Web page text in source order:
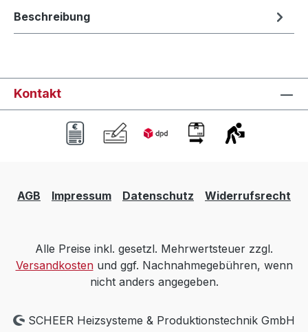
Beschreibung
Kontakt
AGB Impressum Datenschutz Widerrufsrecht
Alle Preise inkl. gesetzl. Mehrwertsteuer zzgl.
Versandkostenund ggf. Nachnahmegebühren, wenn
nicht anders angegeben.
SCHEER Heizsysteme & Produktionstechnik GmbH